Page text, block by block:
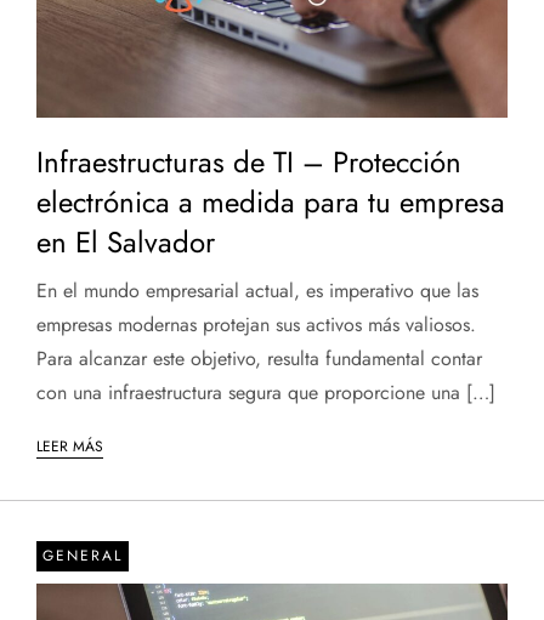
Infraestructuras de TI – Protección
electrónica a medida para tu empresa
en El Salvador
En el mundo empresarial actual, es imperativo que las
empresas modernas protejan sus activos más valiosos.
Para alcanzar este objetivo, resulta fundamental contar
con una infraestructura segura que proporcione una […]
LEER MÁS
GENERAL